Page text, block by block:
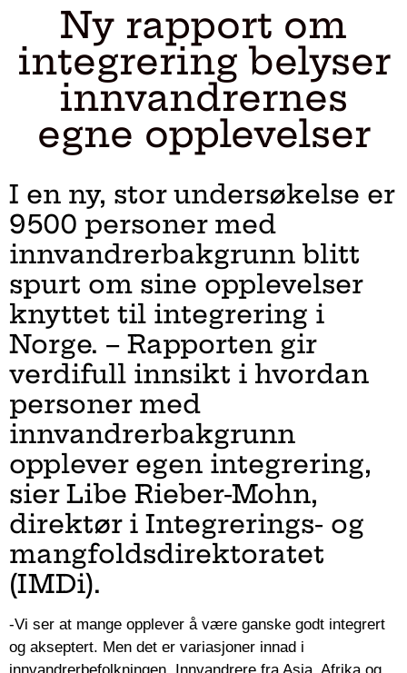
Ny rapport om
integrering belyser
innvandrernes
egne opplevelser
I en ny, stor undersøkelse er
9500 personer med
innvandrerbakgrunn blitt
spurt om sine opplevelser
knyttet til integrering i
Norge. – Rapporten gir
verdifull innsikt i hvordan
personer med
innvandrerbakgrunn
opplever egen integrering,
sier Libe Rieber-Mohn,
direktør i Integrerings- og
mangfoldsdirektoratet
(IMDi).
-Vi ser at mange opplever å være ganske godt integrert
og akseptert. Men det er variasjoner innad i